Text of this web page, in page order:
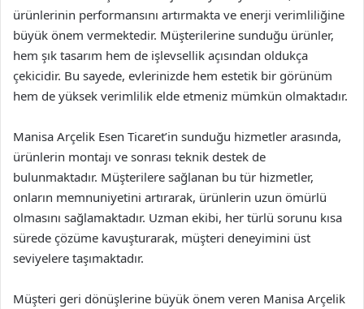
ürünlerinin performansını artırmakta ve enerji verimliliğine
büyük önem vermektedir. Müşterilerine sunduğu ürünler,
hem şık tasarım hem de işlevsellik açısından oldukça
çekicidir. Bu sayede, evlerinizde hem estetik bir görünüm
hem de yüksek verimlilik elde etmeniz mümkün olmaktadır.
Manisa Arçelik Esen Ticaret’in sunduğu hizmetler arasında,
ürünlerin montajı ve sonrası teknik destek de
bulunmaktadır. Müşterilere sağlanan bu tür hizmetler,
onların memnuniyetini artırarak, ürünlerin uzun ömürlü
olmasını sağlamaktadır. Uzman ekibi, her türlü sorunu kısa
sürede çözüme kavuşturarak, müşteri deneyimini üst
seviyelere taşımaktadır.
Müşteri geri dönüşlerine büyük önem veren Manisa Arçelik